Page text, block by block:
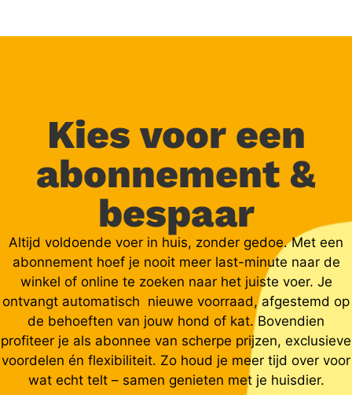
Kies voor een
abonnement &
bespaar
Altijd voldoende voer in huis, zonder gedoe. Met een
abonnement hoef je nooit meer last-minute naar de
winkel of online te zoeken naar het juiste voer. Je
ontvangt automatisch nieuwe voorraad, afgestemd op
de behoeften van jouw hond of kat. Bovendien
profiteer je als abonnee van scherpe prijzen, exclusieve
voordelen én flexibiliteit. Zo houd je meer tijd over voor
wat echt telt – samen genieten met je huisdier.